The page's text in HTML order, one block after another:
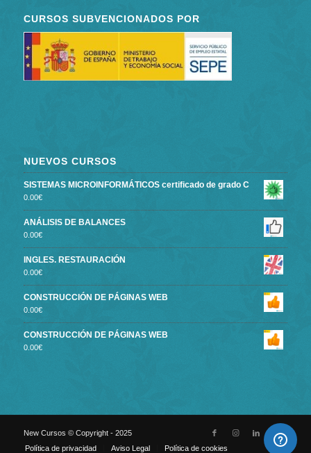
CURSOS SUBVENCIONADOS POR
NUEVOS CURSOS
SISTEMAS MICROINFORMÁTICOS certificado de grado C
0.00€
ANÁLISIS DE BALANCES
0.00€
INGLES. RESTAURACIÓN
0.00€
CONSTRUCCIÓN DE PÁGINAS WEB
0.00€
CONSTRUCCIÓN DE PÁGINAS WEB
0.00€
New Cursos © Copyright - 2025
Política de privacidad
Aviso Legal Política de cookies